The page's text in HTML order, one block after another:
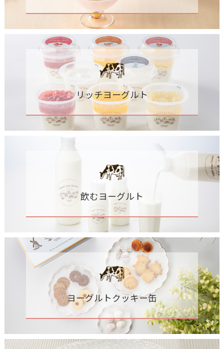
リッチヨーグルト
飲むヨーグルト
ヨーグルトクッキー缶